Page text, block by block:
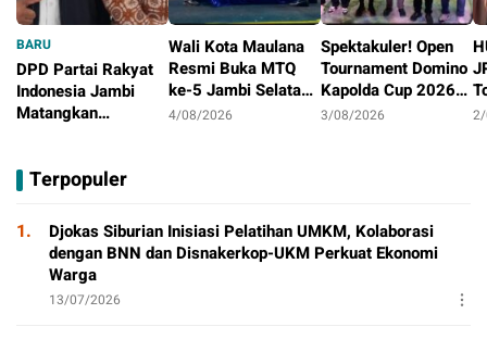
BARU
DPD Partai Rakyat
Indonesia Jambi
Matangkan
Pertama
Wali Kota Maulana
Resmi Buka MTQ
ke-5 Jambi Selatan,
Syiar Al-Qur’an
4/08/2026
Spektakuler! Open
Tournament Domino
Kapolda Cup 2026
Ditutup Meriah,
3/08/2026
Terpopuler
1.
Djokas Siburian Inisiasi Pelatihan UMKM, Kolaborasi
dengan BNN dan Disnakerkop-UKM Perkuat Ekonomi
Warga
13/07/2026